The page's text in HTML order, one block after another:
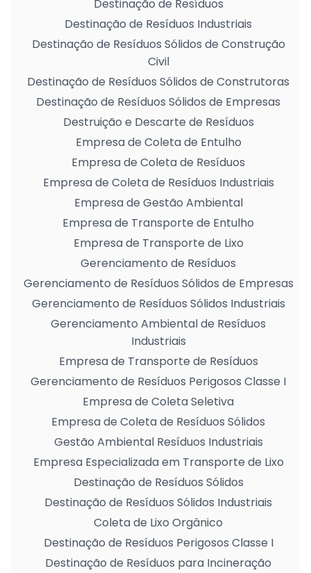
Destinação de Resíduos
Destinação de Resíduos Industriais
Destinação de Resíduos Sólidos de Construção
Civil
Destinação de Resíduos Sólidos de Construtoras
Destinação de Resíduos Sólidos de Empresas
Destruição e Descarte de Resíduos
Empresa de Coleta de Entulho
Empresa de Coleta de Resíduos
Empresa de Coleta de Resíduos Industriais
Empresa de Gestão Ambiental
Empresa de Transporte de Entulho
Empresa de Transporte de Lixo
Gerenciamento de Resíduos
Gerenciamento de Resíduos Sólidos de Empresas
Gerenciamento de Resíduos Sólidos Industriais
Gerenciamento Ambiental de Resíduos
Industriais
Empresa de Transporte de Resíduos
Gerenciamento de Resíduos Perigosos Classe I
Empresa de Coleta Seletiva
Empresa de Coleta de Resíduos Sólidos
Gestão Ambiental Resíduos Industriais
Empresa Especializada em Transporte de Lixo
Destinação de Resíduos Sólidos
Destinação de Resíduos Sólidos Industriais
Coleta de Lixo Orgânico
Destinação de Resíduos Perigosos Classe I
Destinação de Resíduos para Incineração